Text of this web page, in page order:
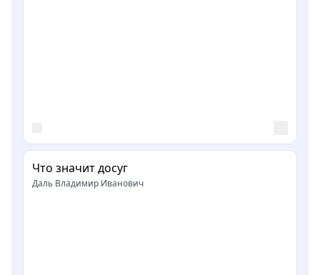
Что значит досуг
Даль Владимир Иванович